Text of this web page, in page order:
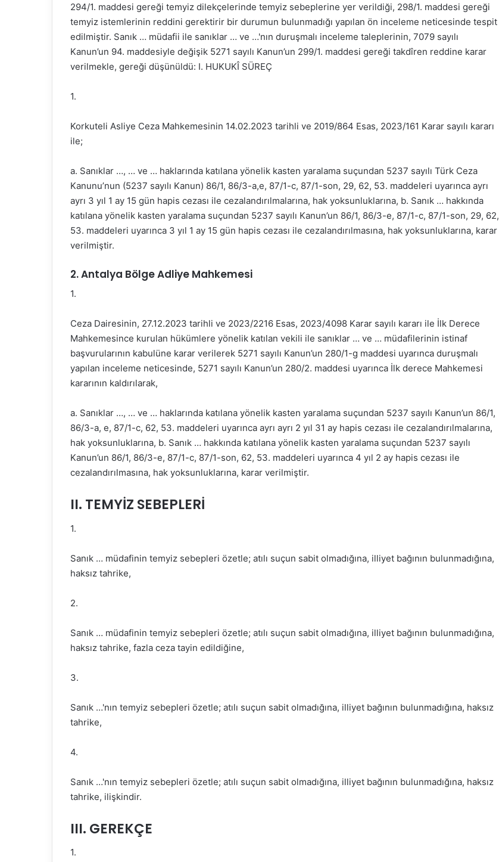
294/1. maddesi gereği temyiz dilekçelerinde temyiz sebeplerine yer verildiği, 298/1. maddesi gereği
temyiz istemlerinin reddini gerektirir bir durumun bulunmadığı yapılan ön inceleme neticesinde tespit
edilmiştir. Sanık … müdafii ile sanıklar … ve …'nın duruşmalı inceleme taleplerinin, 7079 sayılı
Kanun’un 94. maddesiyle değişik 5271 sayılı Kanun’un 299/1. maddesi gereği takdîren reddine karar
verilmekle, gereği düşünüldü: I. HUKUKÎ SÜREÇ
1.
Korkuteli Asliye Ceza Mahkemesinin 14.02.2023 tarihli ve 2019/864 Esas, 2023/161 Karar sayılı kararı
ile;
a. Sanıklar …, … ve … haklarında katılana yönelik kasten yaralama suçundan 5237 sayılı Türk Ceza
Kanunu’nun (5237 sayılı Kanun) 86/1, 86/3-a,e, 87/1-c, 87/1-son, 29, 62, 53. maddeleri uyarınca ayrı
ayrı 3 yıl 1 ay 15 gün hapis cezası ile cezalandırılmalarına, hak yoksunluklarına, b. Sanık … hakkında
katılana yönelik kasten yaralama suçundan 5237 sayılı Kanun’un 86/1, 86/3-e, 87/1-c, 87/1-son, 29, 62,
53. maddeleri uyarınca 3 yıl 1 ay 15 gün hapis cezası ile cezalandırılmasına, hak yoksunluklarına, karar
verilmiştir.
2. Antalya Bölge Adliye Mahkemesi
1.
Ceza Dairesinin, 27.12.2023 tarihli ve 2023/2216 Esas, 2023/4098 Karar sayılı kararı ile İlk Derece
Mahkemesince kurulan hükümlere yönelik katılan vekili ile sanıklar … ve … müdafilerinin istinaf
başvurularının kabulüne karar verilerek 5271 sayılı Kanun’un 280/1-g maddesi uyarınca duruşmalı
yapılan inceleme neticesinde, 5271 sayılı Kanun’un 280/2. maddesi uyarınca İlk derece Mahkemesi
kararının kaldırılarak,
a. Sanıklar …, … ve … haklarında katılana yönelik kasten yaralama suçundan 5237 sayılı Kanun’un 86/1,
86/3-a, e, 87/1-c, 62, 53. maddeleri uyarınca ayrı ayrı 2 yıl 31 ay hapis cezası ile cezalandırılmalarına,
hak yoksunluklarına, b. Sanık … hakkında katılana yönelik kasten yaralama suçundan 5237 sayılı
Kanun’un 86/1, 86/3-e, 87/1-c, 87/1-son, 62, 53. maddeleri uyarınca 4 yıl 2 ay hapis cezası ile
cezalandırılmasına, hak yoksunluklarına, karar verilmiştir.
II. TEMYİZ SEBEPLERİ
1.
Sanık … müdafinin temyiz sebepleri özetle; atılı suçun sabit olmadığına, illiyet bağının bulunmadığına,
haksız tahrike,
2.
Sanık … müdafinin temyiz sebepleri özetle; atılı suçun sabit olmadığına, illiyet bağının bulunmadığına,
haksız tahrike, fazla ceza tayin edildiğine,
3.
Sanık …'nın temyiz sebepleri özetle; atılı suçun sabit olmadığına, illiyet bağının bulunmadığına, haksız
tahrike,
4.
Sanık …'nın temyiz sebepleri özetle; atılı suçun sabit olmadığına, illiyet bağının bulunmadığına, haksız
tahrike, ilişkindir.
III. GEREKÇE
1.